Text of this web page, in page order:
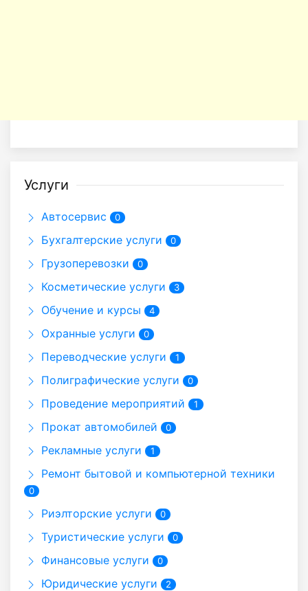
Услуги
Автосервис 0
Бухгалтерские услуги 0
Грузоперевозки 0
Косметические услуги 3
Обучение и курсы 4
Охранные услуги 0
Переводческие услуги 1
Полиграфические услуги 0
Проведение мероприятий 1
Прокат автомобилей 0
Рекламные услуги 1
Ремонт бытовой и компьютерной техники
0
Риэлторские услуги 0
Туристические услуги 0
Финансовые услуги 0
Юридические услуги 2